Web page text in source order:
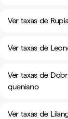
Ver taxas de
Ver taxas de
Ver taxas de
queniano
Ver taxas de